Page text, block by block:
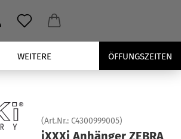
ÖFFUNGSZEITEN
WEITERE
(Art.Nr.: C4300999005)
iXXXi An­hän­ger ZEBRA